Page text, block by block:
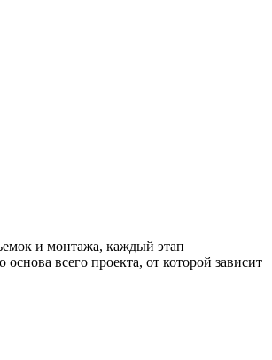
и монтажа, каждый этап
всего проекта, от которой зависит